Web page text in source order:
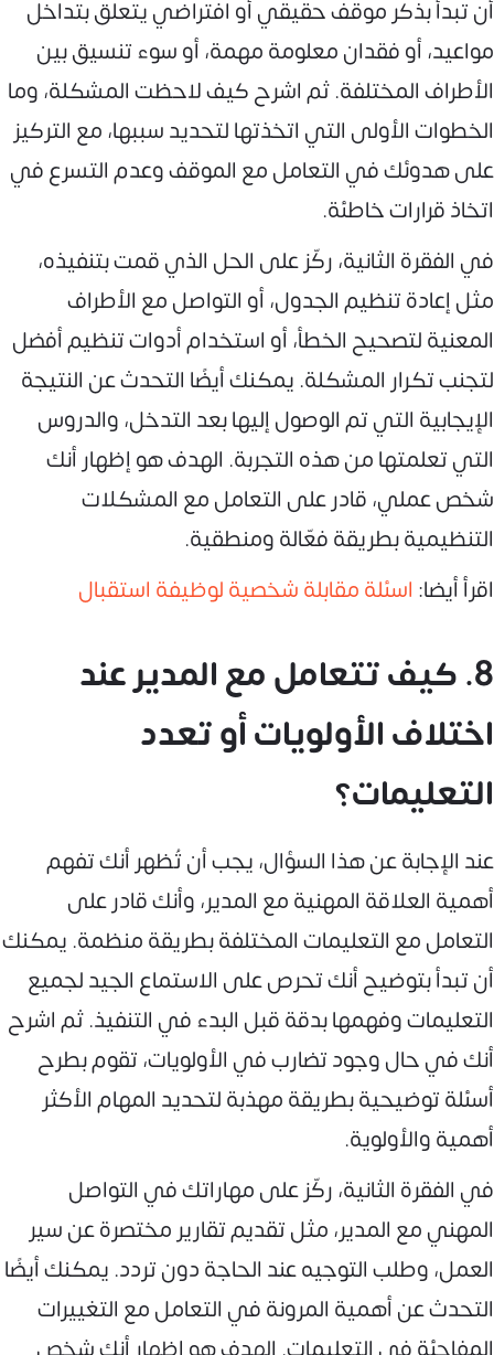
أن تبدأ بذكر موقف حقيقي أو افتراضي يتعلق بتداخل
مواعيد، أو فقدان معلومة مهمة، أو سوء تنسيق بين
الأطراف المختلفة. ثم اشرح كيف لاحظت المشكلة، وما
الخطوات الأولى التي اتخذتها لتحديد سببها، مع التركيز
على هدوئك في التعامل مع الموقف وعدم التسرع في
اتخاذ قرارات خاطئة.
في الفقرة الثانية، ركّز على الحل الذي قمت بتنفيذه،
مثل إعادة تنظيم الجدول، أو التواصل مع الأطراف
المعنية لتصحيح الخطأ، أو استخدام أدوات تنظيم أفضل
لتجنب تكرار المشكلة. يمكنك أيضًا التحدث عن النتيجة
الإيجابية التي تم الوصول إليها بعد التدخل، والدروس
التي تعلمتها من هذه التجربة. الهدف هو إظهار أنك
شخص عملي، قادر على التعامل مع المشكلات
التنظيمية بطريقة فعّالة ومنطقية.
اقرأ أيضا: اسئلة مقابلة شخصية لوظيفة استقبال
8. كيف تتعامل مع المدير عند
اختلاف الأولويات أو تعدد
التعليمات؟
عند الإجابة عن هذا السؤال، يجب أن تُظهر أنك تفهم
أهمية العلاقة المهنية مع المدير، وأنك قادر على
التعامل مع التعليمات المختلفة بطريقة منظمة. يمكنك
أن تبدأ بتوضيح أنك تحرص على الاستماع الجيد لجميع
التعليمات وفهمها بدقة قبل البدء في التنفيذ. ثم اشرح
أنك في حال وجود تضارب في الأولويات، تقوم بطرح
أسئلة توضيحية بطريقة مهذبة لتحديد المهام الأكثر
أهمية والأولوية.
في الفقرة الثانية، ركّز على مهاراتك في التواصل
المهني مع المدير، مثل تقديم تقارير مختصرة عن سير
العمل، وطلب التوجيه عند الحاجة دون تردد. يمكنك أيضًا
التحدث عن أهمية المرونة في التعامل مع التغييرات